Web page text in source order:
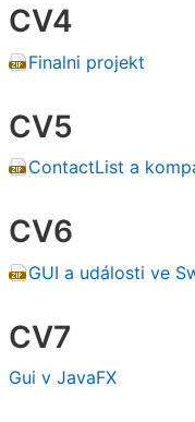
CV4
Finalni projekt
CV5
ContactList a
CV6
GUI a události ve
CV7
Gui v JavaFX